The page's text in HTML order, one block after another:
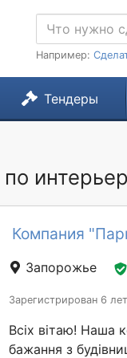
Например:
Тендеры
Компания
Запорожье
Зарегистрирован 6
Всіх вітаю! Наша
бажання з